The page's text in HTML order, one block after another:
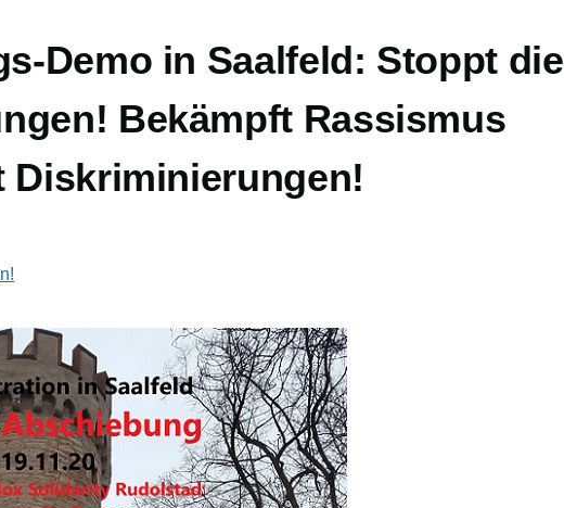
Demo in Saalfeld: Stoppt die
Bekämpft Rassismus
Diskriminierungen!